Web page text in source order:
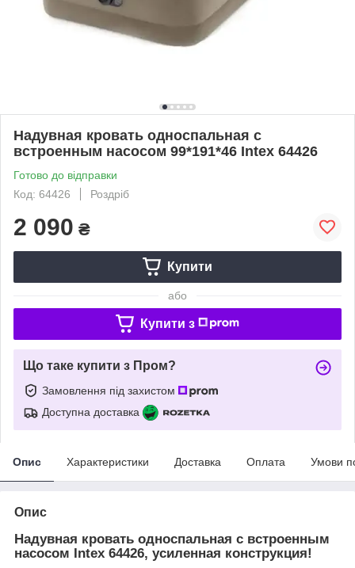
Надувная кровать односпальная с
встроенным насосом 99*191*46 Intex 64426
Готово до відправки
Код: 64426
Роздріб
2 090 ₴
Купити
або
Купити з
Що таке купити з Пром?
Замовлення під захистом
Доступна доставка
Опис Характеристики Доставка Оплата Умови
Опис
Надувная кровать односпальная с встроенным
насосом Intex 64426, усиленная конструкция!